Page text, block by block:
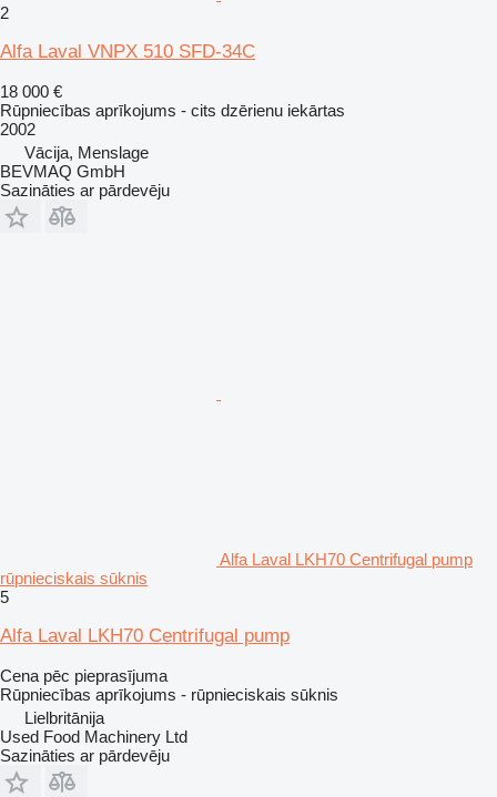
2
Alfa Laval VNPX 510 SFD-34C
18 000 €
Rūpniecības aprīkojums - cits dzērienu iekārtas
2002
Vācija, Menslage
BEVMAQ GmbH
Sazināties ar pārdevēju
Alfa Laval LKH70 Centrifugal pump
rūpnieciskais sūknis
5
Alfa Laval LKH70 Centrifugal pump
Cena pēc pieprasījuma
Rūpniecības aprīkojums - rūpnieciskais sūknis
Lielbritānija
Used Food Machinery Ltd
Sazināties ar pārdevēju